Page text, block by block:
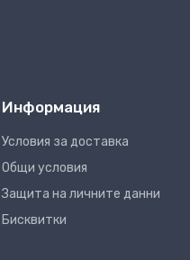
Информация
Условия за доставка
Общи условия
Защита на личните данни
Бисквитки